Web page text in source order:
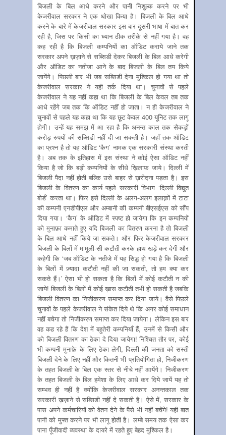
बिजली के बिल आधे करने और पानी निशुल्क करने पर भी
केजरीवाल सरकार ने एक धोखा किया है। बिजली के बिल आधे
करने के बारे में केजरीवाल सरकार इस बार दूसरी भाषा में बात कर
रही है, जिस पर किसी का ध्यान ठीक तरीक़े से नहीं गया है। वह
कह रही है कि बिजली कम्पनियों का ऑडिट कराये जाने तक
सरकार अपने ख़ज़ाने से सब्सिडी देकर बिजली के बिल आधे करेगी
और ऑडिट का नतीजा आने के बाद बिजली के बिल तय किये
जायेंगे। पिछली बार भी जब सब्सिडी देना मुश्किल हो गया था तो
केजरीवाल सरकार ने यही तर्क दिया था। चुनावों से पहले
केजरीवाल ने यह नहीं कहा था कि बिजली के बिल केवल तब तक
आधे रहेंगे जब तक कि ऑडिट नहीं हो जाता। न ही केजरीवाल ने
चुनावों से पहले यह कहा था कि यह छूट केवल 400 यूनिट तक लागू
होगी। उन्हें यह समझ में आ रहा है कि अनन्त काल तक सैकड़ों
करोड़ रुपयों की सब्सिडी नहीं दी जा सकती है। जहाँ तक ऑडिट
का प्रश्न है तो यह ऑडिट ‘कैग’ नामक एक सरकारी संस्था करती
है। अब तक के इतिहास में इस संस्था ने कोई ऐसा ऑडिट नहीं
किया है जो कि बड़ी कम्पनियों के सीधे ख़िलाफ़ जाये। दिल्ली में
बिजली पैदा नहीं होती बल्कि उसे बाहर से ख़रीदना पड़ता है। इस
बिजली के वितरण का कार्य पहले सरकारी विभाग ‘दिल्ली विद्युत
बोर्ड’ करता था। फिर इसे दिल्ली के अलग-अलग इलाक़ों में टाटा
की कम्पनी एनडीपीएल और अम्बानी की कम्पनी बीएसईएस को सौंप
दिया गया। ‘कैग’ के ऑडिट में स्पष्ट हो जायेगा कि इन कम्पनियों
को मुनाफ़ा कमाते हुए यदि बिजली का वितरण करना है तो बिजली
के बिल आधे नहीं किये जा सकते। और फिर केजरीवाल सरकार
बिजली के बिलों में मामूली-सी कटौती करके हाथ खड़े कर देगी और
कहेगी कि ‘जब ऑडिट के नतीजे में यह सिद्ध हो गया है कि बिजली
के बिलों में ज़्यादा कटौती नहीं की जा सकती, तो हम क्या कर
सकते हैं।’ ऐसा भी हो सकता है कि बिलों में कोई कटौती न की
जाये! बिजली के बिलों में कोई ख़ास कटौती तभी हो सकती है जबकि
बिजली वितरण का निजीकरण समाप्त कर दिया जाये। वैसे पिछले
चुनावों के पहले केजरीवाल ने संकेत दिये थे कि अगर कोई समाधान
नहीं बचेगा तो निजीकरण समाप्त कर दिया जायेगा। लेकिन इस बार
वह कह रहे हैं कि देश में बहुतेरी कम्पनियाँ हैं, उनमें से किसी और
को बिजली वितरण का ठेका दे दिया जायेगा! निश्चित तौर पर, कोई
भी कम्पनी मुनाफ़े के लिए ठेका लेगी, दिल्ली की जनता को सस्ती
बिजली देने के लिए नहीं और कितनी भी प्रतियोगिता हो, निजीकरण
के तहत बिजली के बिल एक स्तर से नीचे नहीं आयेंगे। निजीकरण
के तहत बिजली के बिल हमेशा के लिए आधे कर दिये जायें यह तो
सम्भव ही नहीं है क्योंकि केजरीवाल सरकार अनन्तकाल तक
सरकारी ख़ज़ाने से सब्सिडी नहीं दे सकती है। ऐसे में, सरकार के
पास अपने कर्मचारियों को वेतन देने के पैसे भी नहीं बचेंगे! यही बात
पानी को मुफ्त करने पर भी लागू होती है। लम्बे समय तक ऐसा कर
पाना पूँजीवादी व्यवस्था के दायरे में रहते हुए बेहद मुश्किल है।